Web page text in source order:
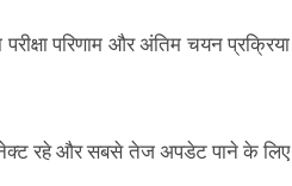
परिणाम और अंतिम चयन प्रक्रिया
रहे और सबसे तेज अपडेट पाने के लिए